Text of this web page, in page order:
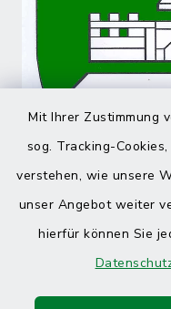
Mit Ihrer Zustimmung
sog. Tracking-
verstehen, wie unsere
unser Angebot weiter
hierfür können Sie